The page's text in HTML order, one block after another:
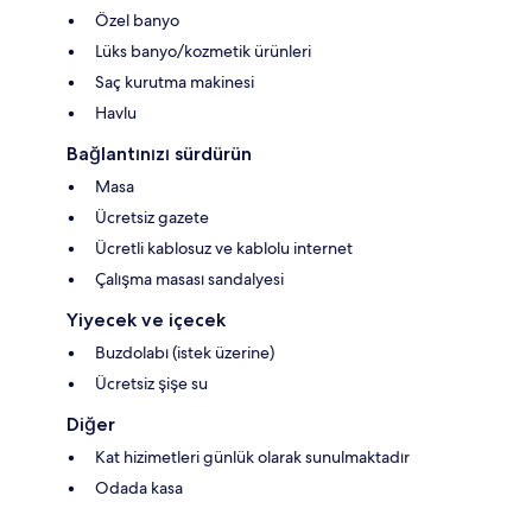
Özel banyo
Lüks banyo/kozmetik ürünleri
Saç kurutma makinesi
Havlu
Bağlantınızı sürdürün
Masa
Ücretsiz gazete
Ücretli kablosuz ve kablolu internet
Çalışma masası sandalyesi
Yiyecek ve içecek
Buzdolabı (istek üzerine)
Ücretsiz şişe su
Diğer
Kat hizimetleri günlük olarak sunulmaktadır
Odada kasa